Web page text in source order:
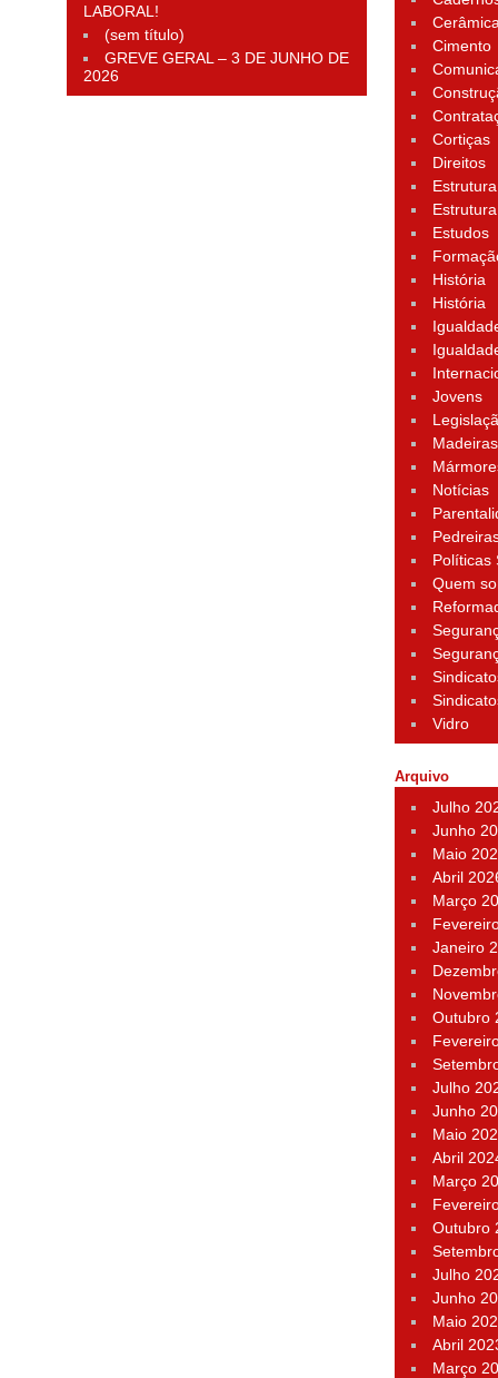
LABORAL!
(sem título)
GREVE GERAL – 3 DE JUNHO DE
2026
Cimento
Cortiças
Direitos
Estudos
História
História
Jovens
Madeiras
Notícias
Políticas
Quem
Vidro
Arquivo
Julho
Junho
Maio
Abril
Março
Janeiro
Outubro
Julho
Junho
Maio
Abril
Março
Outubro
Julho
Junho
Maio
Abril
Março